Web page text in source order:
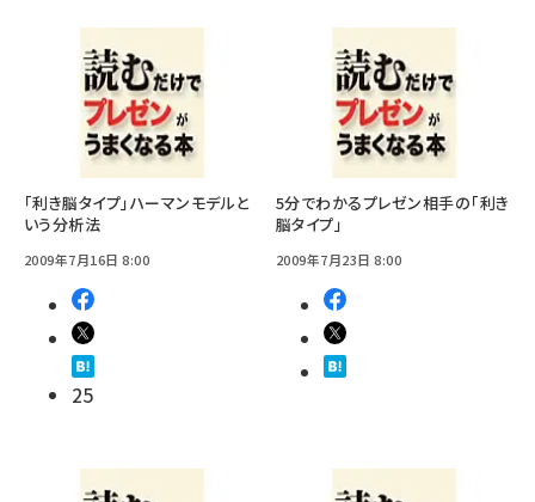
「利き脳タイプ」ハーマンモデルと
いう分析法
2009年7月16日 8:00
25
5分でわかるプレゼン相手の「利き
脳タイプ」
2009年7月23日 8:00